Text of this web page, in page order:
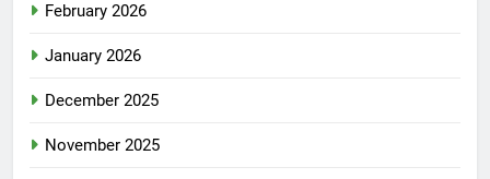
February 2026
January 2026
December 2025
November 2025